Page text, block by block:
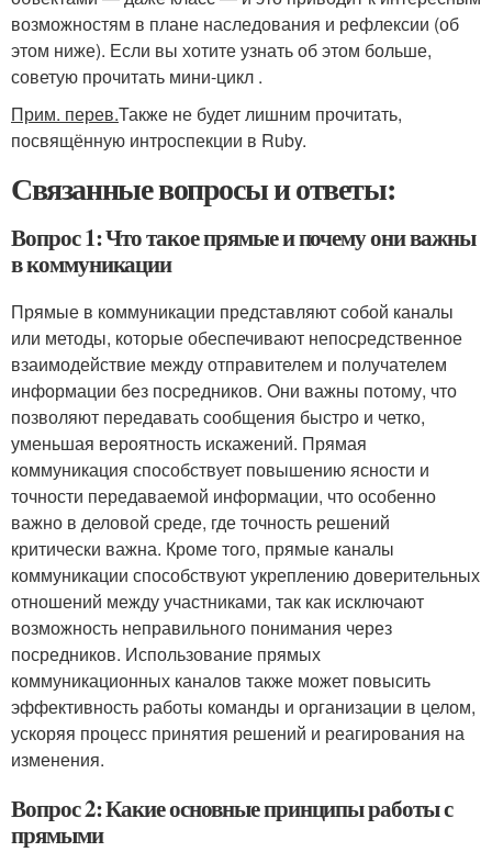
возможностям в плане наследования и рефлексии (об
этом ниже). Если вы хотите узнать об этом больше,
советую прочитать мини-цикл .
Прим. перев.Также не будет лишним прочитать,
посвящённую интроспекции в Ruby.
Связанные вопросы и ответы:
Вопрос 1: Что такое прямые и почему они важны
в коммуникации
Прямые в коммуникации представляют собой каналы
или методы, которые обеспечивают непосредственное
взаимодействие между отправителем и получателем
информации без посредников. Они важны потому, что
позволяют передавать сообщения быстро и четко,
уменьшая вероятность искажений. Прямая
коммуникация способствует повышению ясности и
точности передаваемой информации, что особенно
важно в деловой среде, где точность решений
критически важна. Кроме того, прямые каналы
коммуникации способствуют укреплению доверительных
отношений между участниками, так как исключают
возможность неправильного понимания через
посредников. Использование прямых
коммуникационных каналов также может повысить
эффективность работы команды и организации в целом,
ускоряя процесс принятия решений и реагирования на
изменения.
Вопрос 2: Какие основные принципы работы с
прямыми